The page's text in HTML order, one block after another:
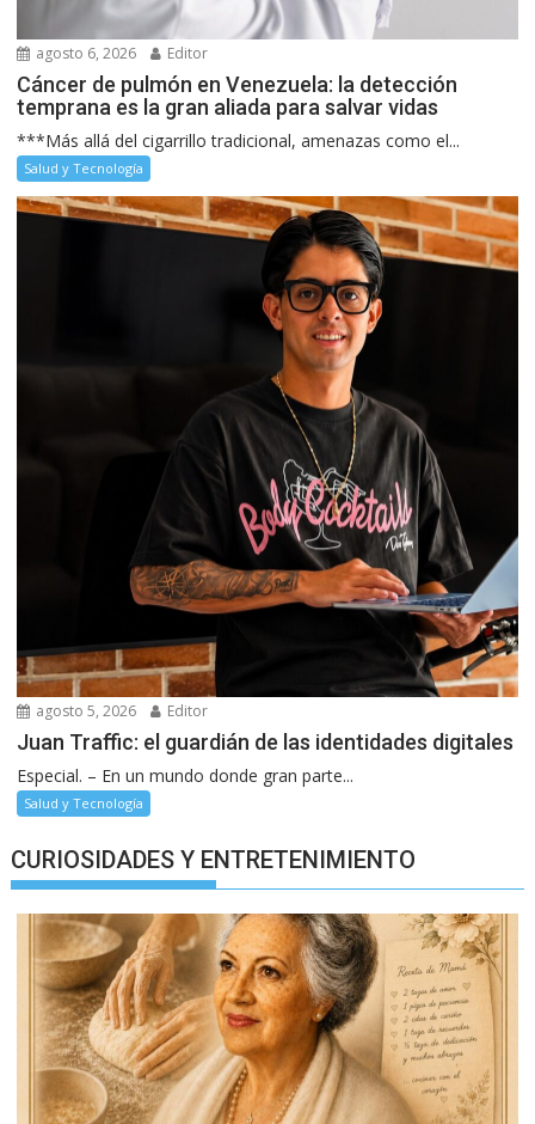
agosto 6, 2026 Editor
Cáncer de pulmón en Venezuela: la detección
temprana es la gran aliada para salvar vidas
***Más allá del cigarrillo tradicional, amenazas como el...
Salud y Tecnología
agosto 5, 2026 Editor
Juan Traffic: el guardián de las identidades digitales
Especial. – En un mundo donde gran parte...
Salud y Tecnología
CURIOSIDADES Y ENTRETENIMIENTO